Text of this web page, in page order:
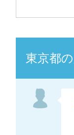
東京都の